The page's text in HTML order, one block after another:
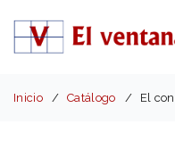
Inicio Catálogo El